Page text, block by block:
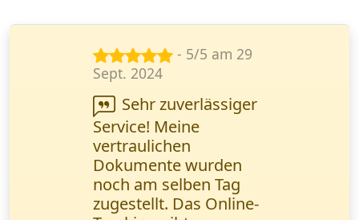
- 4/5 am 15
Dez. 2024
Beeindruckt von
der Geschwindigkeit
und Professionalität.
Dokumente wurden
wie versprochen am
selben Tag geliefert.